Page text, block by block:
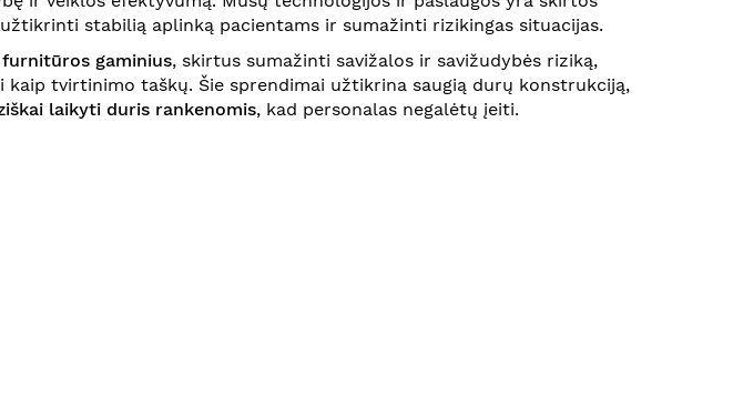
stabilią aplinką pacientams ir sumažinti rizikingas situacijas.
gaminius, skirtus sumažinti savižalos ir savižudybės riziką,
kaip tvirtinimo taškų. Šie sprendimai užtikrina saugią durų konstrukciją,
laikyti duris rankenomis, kad personalas negalėtų įeiti.